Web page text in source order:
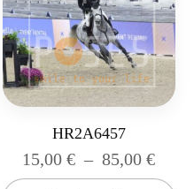
HR2A6457
15,00€ – 85,00€